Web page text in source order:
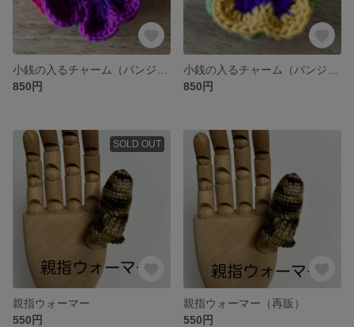
850円
850円
SOLD OUT
親指ウォーマー
550円
親指ウォーマー（再販）
550円